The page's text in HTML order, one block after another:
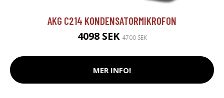
AKG C214 KONDENSATORMIKROFON
4098 SEK4700 SEK
MER INFO!